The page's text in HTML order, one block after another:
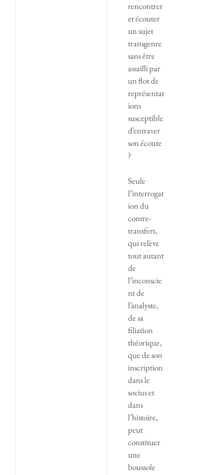
rencontrer
et écouter
un sujet
transgenre
sans être
assailli par
un flot de
représentat
ions
susceptible
d’entraver
son écoute
?
Seule
l’interrogat
ion du
contre-
transfert,
qui relève
tout autant
de
l’inconscie
nt de
l’analyste,
de sa
filiation
théorique,
que de son
inscription
dans le
socius et
dans
l’histoire,
peut
constituer
une
boussole